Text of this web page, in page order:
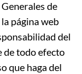
de
página web
del
de todo efecto
que haga del